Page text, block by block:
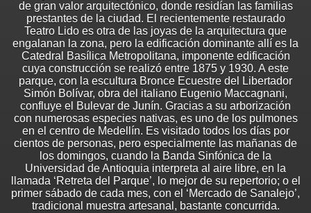
de gran valor arquitectónico, donde residían las familias
prestantes de la ciudad. El recientemente restaurado
Teatro Lido es otra de las joyas de la arquitectura que
engalanan la zona, pero la edificación dominante allí es la
Catedral Basílica Metropolitana, imponente edificación
cuya construcción se realizó entre 1875 y 1930. A este
parque, con la escultura Bronce Ecuestre del Libertador
Simón Bolívar, obra del italiano Eugenio Maccagnani,
confluye el Bulevar de Junín. Gracias a su arborización
con numerosas especies nativas, es uno de los pulmones
en el centro de Medellín. Es visitado todos los días por
cientos de personas, pero especialmente las mañanas de
los domingos, cuando la Banda Sinfónica de la
Universidad de Antioquia interpreta al aire libre, en la
llamada ‘Retreta del Parque’, lo mejor de su repertorio; o el
primer sábado de cada mes, con el ‘Mercado de Sanalejo’,
tradicional muestra artesanal, bastante concurrida.